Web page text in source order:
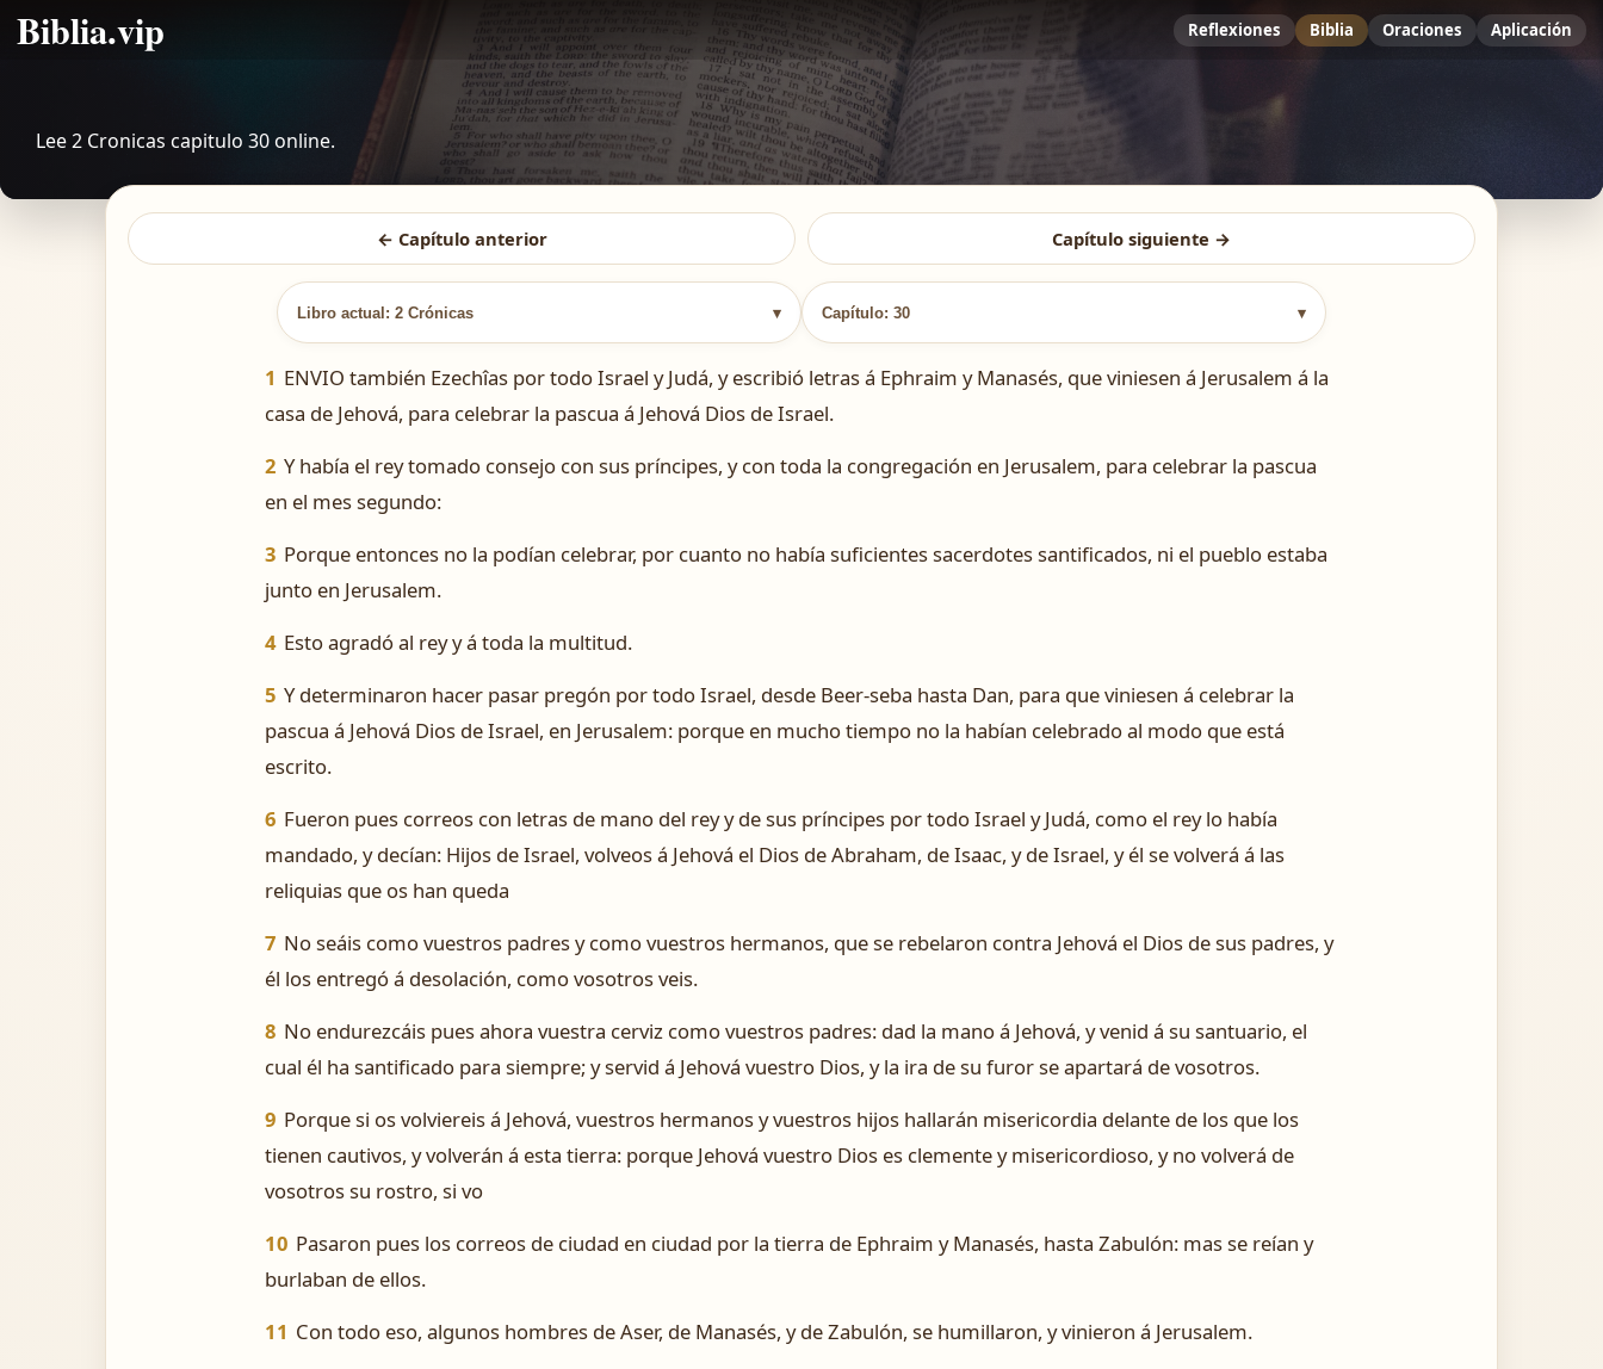
Biblia.vip Reflexiones Biblia Oraciones Aplicación
Lee 2 Cronicas capitulo 30 online.
← Capítulo anterior Capítulo siguiente →
Libro actual: 2 Crónicas ▾ Capítulo: 30 ▾
1 ENVIO también Ezechîas por todo Israel y Judá, y escribió letras á Ephraim y Manasés, que viniesen á Jerusalem á la
casa de Jehová, para celebrar la pascua á Jehová Dios de Israel.
2 Y había el rey tomado consejo con sus príncipes, y con toda la congregación en Jerusalem, para celebrar la pascua
en el mes segundo:
3 Porque entonces no la podían celebrar, por cuanto no había suficientes sacerdotes santificados, ni el pueblo estaba
junto en Jerusalem.
4 Esto agradó al rey y á toda la multitud.
5 Y determinaron hacer pasar pregón por todo Israel, desde Beer-seba hasta Dan, para que viniesen á celebrar la
pascua á Jehová Dios de Israel, en Jerusalem: porque en mucho tiempo no la habían celebrado al modo que está
escrito.
6 Fueron pues correos con letras de mano del rey y de sus príncipes por todo Israel y Judá, como el rey lo había
mandado, y decían: Hijos de Israel, volveos á Jehová el Dios de Abraham, de Isaac, y de Israel, y él se volverá á las
reliquias que os han queda
7 No seáis como vuestros padres y como vuestros hermanos, que se rebelaron contra Jehová el Dios de sus padres, y
él los entregó á desolación, como vosotros veis.
8 No endurezcáis pues ahora vuestra cerviz como vuestros padres: dad la mano á Jehová, y venid á su santuario, el
cual él ha santificado para siempre; y servid á Jehová vuestro Dios, y la ira de su furor se apartará de vosotros.
9 Porque si os volviereis á Jehová, vuestros hermanos y vuestros hijos hallarán misericordia delante de los que los
tienen cautivos, y volverán á esta tierra: porque Jehová vuestro Dios es clemente y misericordioso, y no volverá de
vosotros su rostro, si vo
10 Pasaron pues los correos de ciudad en ciudad por la tierra de Ephraim y Manasés, hasta Zabulón: mas se reían y
burlaban de ellos.
11 Con todo eso, algunos hombres de Aser, de Manasés, y de Zabulón, se humillaron, y vinieron á Jerusalem.